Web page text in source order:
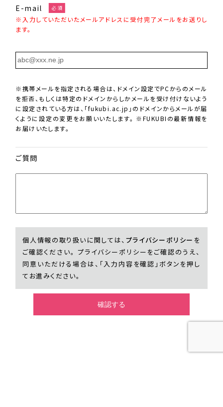
E-mail 必須
※入力していただいたメールアドレスに受付完了メールをお送りし
ます。
※携帯メールを指定される場合は、ドメイン設定でPCからのメール
を拒否、もしくは特定のドメインからしかメールを受け付けないよう
に設定されている方は、「fukubi.ac.jp」のドメインからメールが届
くように設定の変更をお願いいたします。 ※FUKUBIの最新情報を
お届けいたします。
ご質問
個人情報の取り扱いに関しては、 プライバシーポリシー を
ご確認ください。 プライバシーポリシーをご確認のうえ、
同意いただける場合は、「入力内容を確認」ボタンを押し
てお進みください。